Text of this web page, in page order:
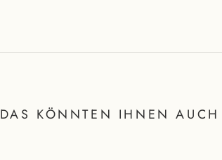
DAS KÖNNTEN IHNEN AUCH